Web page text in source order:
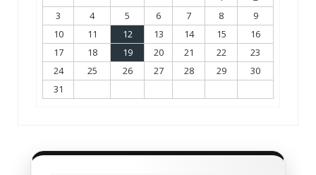
3
4 5 6 7 8
9
10
11 12 13 14 15
16
17
18 19 20 21 22
23
24
25 26 27 28 29
30
31